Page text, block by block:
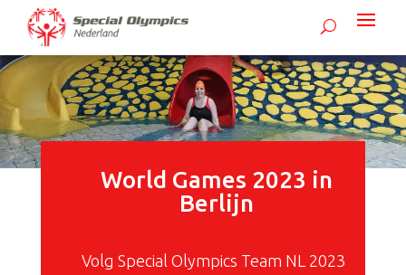
World Games 2023 in
Berlijn
Volg Special Olympics Team NL 2023